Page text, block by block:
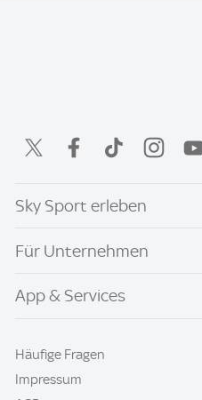
Sky Sport erleben
Für Unternehmen
App & Services
Häufige Fragen
Impressum